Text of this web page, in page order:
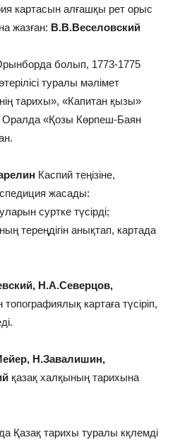
картасын алғашқы рет орыс
жазған: В.В.Веселовский
болып, 1773-1775
туралы мәлімет
тарихы», «Капитан қызы»
«Қозы Көрпеш-Баян
Каспий теңізіне,
жасады:
суртке түсірді;
тереңдігін анықтап, картада
Н.А.Северцов,
топографиялық картаға түсіріп,
Н.Завалишин,
қазақ халқының тарихына
Қазақ тарихы туралы кқлемді